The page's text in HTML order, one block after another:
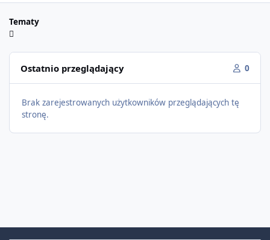
Tematy
Ostatnio przeglądający 0
Brak zarejestrowanych użytkowników przeglądających tę
stronę.